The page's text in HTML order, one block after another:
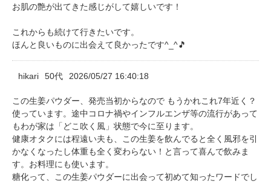
お肌の艶が出てきた感じがして嬉しいです！
これからも続けて行きたいです。
ほんと良いものに出会えて良かったです^_^🎵
hikari 50代 2026/05/27 16:40:18
この生姜パウダー、発売当初からなので もうかれこれ7年近く？
使っています。途中コロナ禍やインフルエンザ等の流行があって
もわが家は「どこ吹く風」状態で今に至ります。
健康オタクには程遠い夫も、この生姜を飲んでると全く風邪を引
かなくなったし体重も全く変わらない！と言って喜んで飲みま
す。お料理にも使います。
糖化って、この生姜パウダーに出会って初めて知ったワードでし